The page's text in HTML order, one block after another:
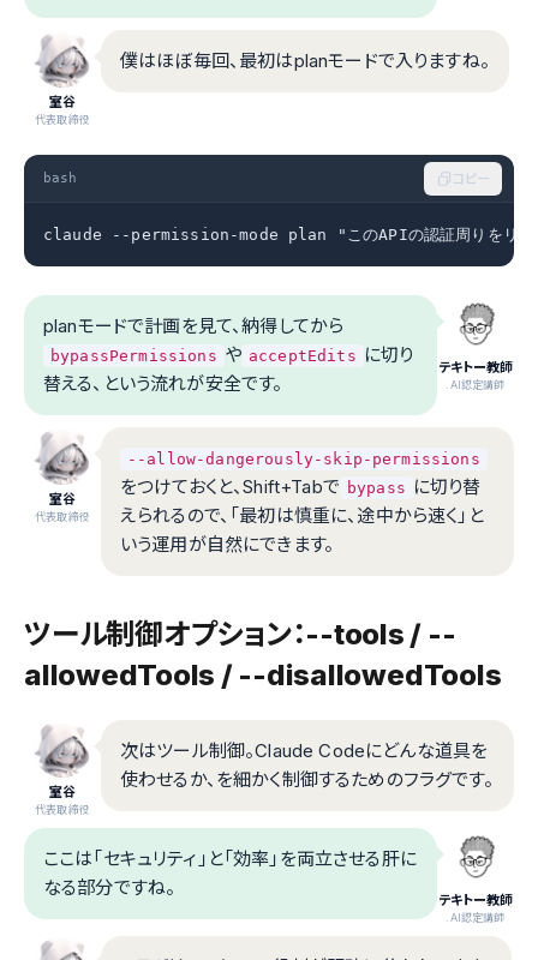
室谷
代表取締役
僕はほぼ毎回、最初はplanモードで入りますね。
bash コピー
claude --permission-mode plan "このAPIの認証周りをリフ
テキトー教師
.AI認定講師
planモードで計画を見て、納得してから
bypassPermissions や acceptEdits に切り
替える、という流れが安全です。
室谷
代表取締役
--allow-dangerously-skip-permissions
をつけておくと、Shift+Tabで bypass に切り替
えられるので、「最初は慎重に、途中から速く」と
いう運用が自然にできます。
ツール制御オプション：--tools / --
allowedTools / --disallowedTools
室谷
代表取締役
次はツール制御。Claude Codeにどんな道具を
使わせるか、を細かく制御するためのフラグです。
テキトー教師
.AI認定講師
ここは「セキュリティ」と「効率」を両立させる肝に
なる部分ですね。